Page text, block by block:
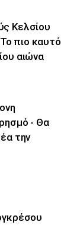
Κελσίου
Το πιο καυτό
αιώνα
- Θα
την